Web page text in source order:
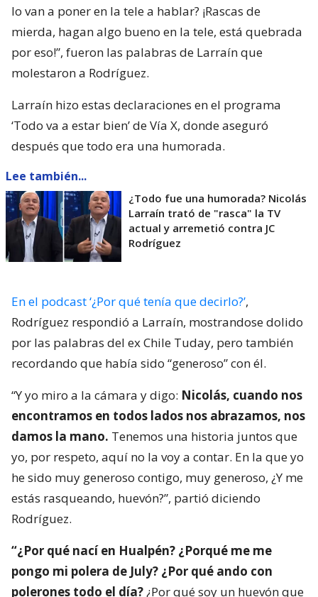
lo van a poner en la tele a hablar? ¡Rascas de
mierda, hagan algo bueno en la tele, está quebrada
por eso!”, fueron las palabras de Larraín que
molestaron a Rodríguez.
Larraín hizo estas declaraciones en el programa
‘Todo va a estar bien’ de Vía X, donde aseguró
después que todo era una humorada.
Lee también...
¿Todo fue una humorada? Nicolás
Larraín trató de "rasca" la TV
actual y arremetió contra JC
Rodríguez
En el podcast ‘¿Por qué tenía que decirlo?’,
Rodríguez respondió a Larraín, mostrandose dolido
por las palabras del ex Chile Tuday, pero también
recordando que había sido “generoso” con él.
“Y yo miro a la cámara y digo: Nicolás, cuando nos
encontramos en todos lados nos abrazamos, nos
damos la mano. Tenemos una historia juntos que
yo, por respeto, aquí no la voy a contar. En la que yo
he sido muy generoso contigo, muy generoso, ¿Y me
estás rasqueando, huevón?”, partió diciendo
Rodríguez.
“¿Por qué nací en Hualpén? ¿Porqué me me
pongo mi polera de July? ¿Por qué ando con
polerones todo el día?¿Por qué soy un huevón que